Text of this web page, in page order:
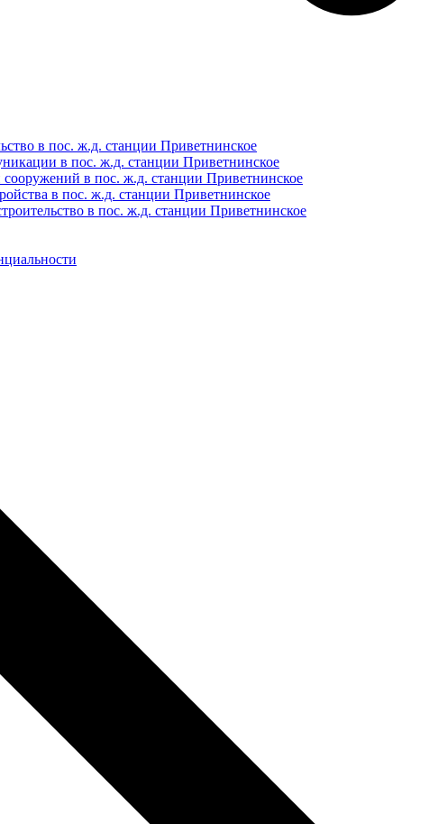
в пос. ж.д. станции Приветнинское
в пос. ж.д. станции Приветнинское
в пос. ж.д. станции Приветнинское
в пос. ж.д. станции Приветнинское
в пос. ж.д. станции Приветнинское